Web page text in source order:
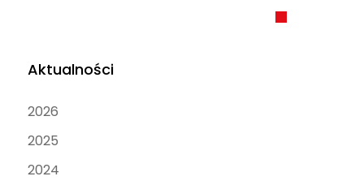
Aktualności
2026
2025
2024